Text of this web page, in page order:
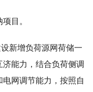
目。
新增负荷源网荷储一
能力，结合负荷侧调
网调节能力，按照自